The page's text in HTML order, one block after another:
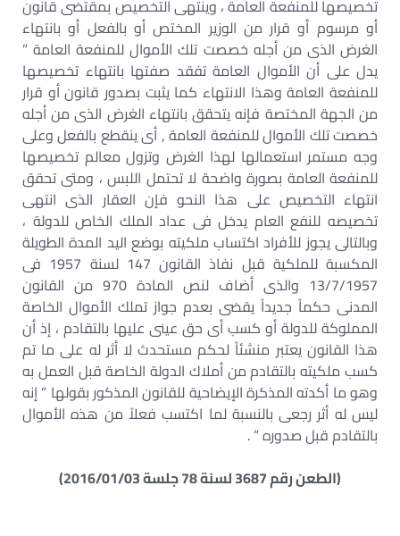
تخصيصها للمنفعة العامة ، وينتهى التخصيص بمقتضى قانون
أو مرسوم أو قرار من الوزير المختص أو بالفعل أو بانتهاء
الغرض الذى من أجله خصصت تلك الأموال للمنفعة العامة ”
يدل على أن الأموال العامة تفقد صفتها بانتهاء تخصيصها
للمنفعة العامة وهذا الانتهاء كما يثبت بصدور قانون أو قرار
من الجهة المختصة فإنه يتحقق بانتهاء الغرض الذى من أجله
خصصت تلك الأموال للمنفعة العامة , أى ينقطع بالفعل وعلى
وجه مستمر استعمالها لهذا الغرض وتزول معالم تخصيصها
للمنفعة العامة بصورة واضحة لا تحتمل اللبس ، ومتى تحقق
انتهاء التخصيص على هذا النحو فإن العقار الذى انتهى
تخصيصه للنفع العام يدخل فى عداد الملك الخاص للدولة ،
وبالتالى يجوز للأفراد اكتساب ملكيته بوضع اليد المدة الطويلة
المكسبة للملكية قبل نفاذ القانون 147 لسنة 1957 فى
13/7/1957 والذى أضاف لنص المادة 970 من القانون
المدنى حكماً جديداً يقضى بعدم جواز تملك الأموال الخاصة
المملوكة للدولة أو كسب أى حق عينى عليها بالتقادم ، إذ أن
هذا القانون يعتبر منشئاً لحكم مستحدث لا أثر له على ما تم
كسب ملكيته بالتقادم من أملاك الدولة الخاصة قبل العمل به
وهو ما أكدته المذكرة الإيضاحية للقانون المذكور بقولها ” إنه
ليس له أثر رجعى بالنسبة لما اكتسب فعلاً من هذه الأموال
بالتقادم قبل صدوره ” .
(الطعن رقم 3687 لسنة 78 جلسة 2016/01/03)